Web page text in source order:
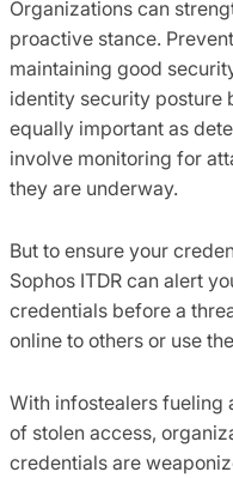
Organizations can
proactive stance.
maintaining good
identity security posture
equally important as
involve monitoring for
they are underway.
But to ensure your
Sophos ITDR can alert
credentials before a
online to others or use
With infostealers fueling
of stolen access,
credentials are